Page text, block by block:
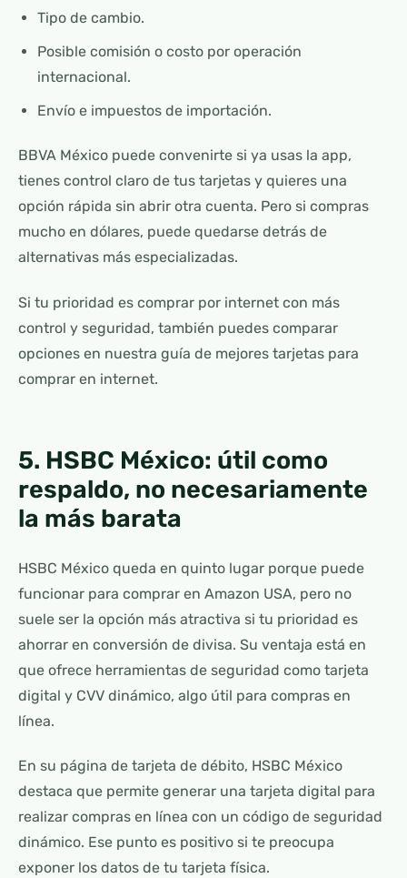
Tipo de cambio.
Posible comisión o costo por operación
internacional.
Envío e impuestos de importación.
BBVA México puede convenirte si ya usas la app,
tienes control claro de tus tarjetas y quieres una
opción rápida sin abrir otra cuenta. Pero si compras
mucho en dólares, puede quedarse detrás de
alternativas más especializadas.
Si tu prioridad es comprar por internet con más
control y seguridad, también puedes comparar
opciones en nuestra guía de mejores tarjetas para
comprar en internet.
5. HSBC México: útil como
respaldo, no necesariamente
la más barata
HSBC México queda en quinto lugar porque puede
funcionar para comprar en Amazon USA, pero no
suele ser la opción más atractiva si tu prioridad es
ahorrar en conversión de divisa. Su ventaja está en
que ofrece herramientas de seguridad como tarjeta
digital y CVV dinámico, algo útil para compras en
línea.
En su página de tarjeta de débito, HSBC México
destaca que permite generar una tarjeta digital para
realizar compras en línea con un código de seguridad
dinámico. Ese punto es positivo si te preocupa
exponer los datos de tu tarjeta física.